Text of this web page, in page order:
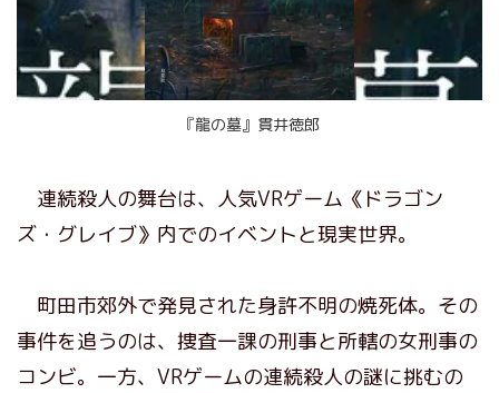
『龍の墓』貫井徳郎
連続殺人の舞台は、人気VRゲーム《ドラゴン
ズ・グレイブ》内でのイベントと現実世界。
町田市郊外で発見された身許不明の焼死体。その
事件を追うのは、捜査一課の刑事と所轄の女刑事の
コンビ。一方、VRゲームの連続殺人の謎に挑むの